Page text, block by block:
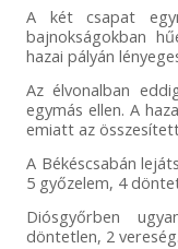
A két csapat
bajnokságokban
hazai pályán
Az élvonalban
egymás ellen. A
emiatt az
A Békéscsabán
5 győzelem, 4
Diósgyőrben
döntetlen, 2